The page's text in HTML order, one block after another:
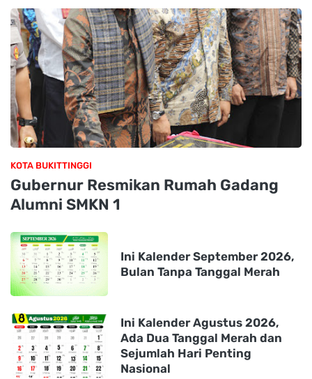
KOTA BUKITTINGGI
Gubernur Resmikan Rumah Gadang
Alumni SMKN 1
Ini Kalender September 2026,
Bulan Tanpa Tanggal Merah
Ini Kalender Agustus 2026,
Ada Dua Tanggal Merah dan
Sejumlah Hari Penting
Nasional